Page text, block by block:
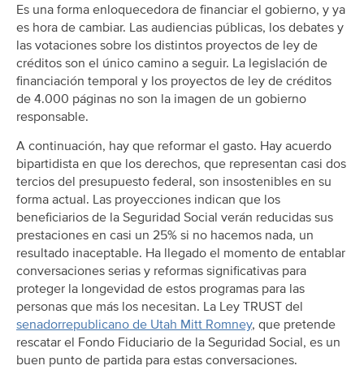
Es una forma enloquecedora de financiar el gobierno, y ya
es hora de cambiar. Las audiencias públicas, los debates y
las votaciones sobre los distintos proyectos de ley de
créditos son el único camino a seguir. La legislación de
financiación temporal y los proyectos de ley de créditos
de 4.000 páginas no son la imagen de un gobierno
responsable.
A continuación, hay que reformar el gasto. Hay acuerdo
bipartidista en que los derechos, que representan casi dos
tercios del presupuesto federal, son insostenibles en su
forma actual. Las proyecciones indican que los
beneficiarios de la Seguridad Social verán reducidas sus
prestaciones en casi un 25% si no hacemos nada, un
resultado inaceptable. Ha llegado el momento de entablar
conversaciones serias y reformas significativas para
proteger la longevidad de estos programas para las
personas que más los necesitan. La Ley TRUST del
senadorrepublicano de Utah Mitt Romney, que pretende
rescatar el Fondo Fiduciario de la Seguridad Social, es un
buen punto de partida para estas conversaciones.